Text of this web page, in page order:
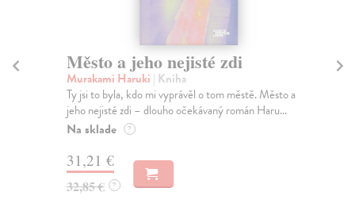
Město a jeho nejisté zdi
Murakami Haruki| Kniha
Ty jsi to byla, kdo mi vyprávěl o tom městě. Město a
jeho nejisté zdi – dlouho očekávaný román Haru...
Na sklade ?
31,21 €
32,85 € ?